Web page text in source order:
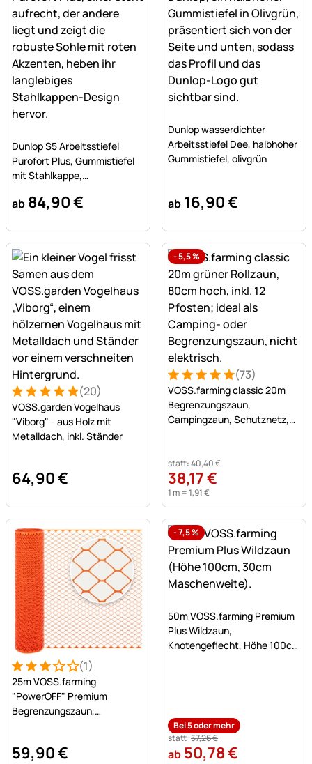
Noch keine Bewertungen abgegeben
Dunlop S5 Arbeitsstiefel
Purofort Plus, Gummistiefel
mit Stahlkappe,
ab 84,90€
Dunlop wasserdichter
Arbeitsstiefel Dee, halbhoher
Gummistiefel, olivgrün
ab 16,90€
Bewertung: 5 von 5 (20 Bewertungen)
20 Bewertungen
(20)
VOSS.garden Vogelhaus
"Viborg" - aus Holz mit
Metalldach, inkl. Ständer
64,90€
-5,5%
Bewertung: 5 von 5 (73
73 Bewertungen
(73)
VOSS.farming classic 20m
Begrenzungszaun,
Campingzaun, Schutznetz,
statt:40,40€
38,17€
1 m =1,91€
Bewertung: 3 von 5 (1 Bewertungen)
1 Bewertung(1)
25m VOSS.farming
"PowerOFF" Premium
Begrenzungszaun,
59,90€
-7,5%
50m VOSS.farming Premium
Plus Wildzaun,
Knotengeflecht, Höhe 100cm
Bei 5 oder mehr
statt:57,26€
ab 50,78€